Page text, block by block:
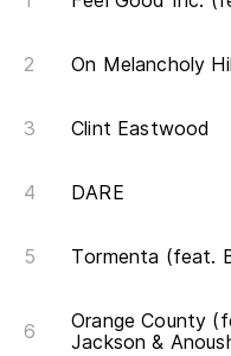
On Melancholy
Clint Eastwood
DARE
Tormenta (feat.
Orange County
Jackson &